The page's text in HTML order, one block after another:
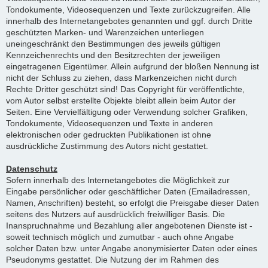
Tondokumente, Videosequenzen und Texte zurückzugreifen. Alle
innerhalb des Internetangebotes genannten und ggf. durch Dritte
geschützten Marken- und Warenzeichen unterliegen
uneingeschränkt den Bestimmungen des jeweils gültigen
Kennzeichenrechts und den Besitzrechten der jeweiligen
eingetragenen Eigentümer. Allein aufgrund der bloßen Nennung ist
nicht der Schluss zu ziehen, dass Markenzeichen nicht durch
Rechte Dritter geschützt sind! Das Copyright für veröffentlichte,
vom Autor selbst erstellte Objekte bleibt allein beim Autor der
Seiten. Eine Vervielfältigung oder Verwendung solcher Grafiken,
Tondokumente, Videosequenzen und Texte in anderen
elektronischen oder gedruckten Publikationen ist ohne
ausdrückliche Zustimmung des Autors nicht gestattet.
Datenschutz
Sofern innerhalb des Internetangebotes die Möglichkeit zur
Eingabe persönlicher oder geschäftlicher Daten (Emailadressen,
Namen, Anschriften) besteht, so erfolgt die Preisgabe dieser Daten
seitens des Nutzers auf ausdrücklich freiwilliger Basis. Die
Inanspruchnahme und Bezahlung aller angebotenen Dienste ist -
soweit technisch möglich und zumutbar - auch ohne Angabe
solcher Daten bzw. unter Angabe anonymisierter Daten oder eines
Pseudonyms gestattet. Die Nutzung der im Rahmen des